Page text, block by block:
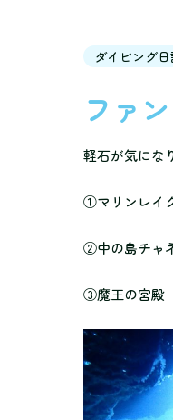
ダイビング日
ファ
軽石が気にな
①マリンレイ
②中の島チャ
③魔王の宮殿